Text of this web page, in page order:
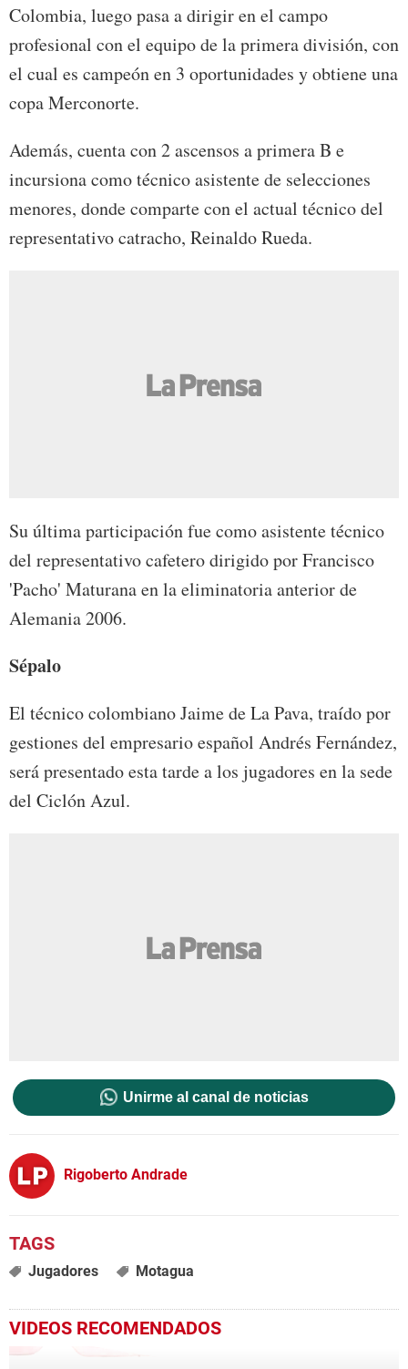
Colombia, luego pasa a dirigir en el campo
profesional con el equipo de la primera división, con
el cual es campeón en 3 oportunidades y obtiene una
copa Merconorte.
Además, cuenta con 2 ascensos a primera B e
incursiona como técnico asistente de selecciones
menores, donde comparte con el actual técnico del
representativo catracho, Reinaldo Rueda.
Su última participación fue como asistente técnico
del representativo cafetero dirigido por Francisco
'Pacho' Maturana en la eliminatoria anterior de
Alemania 2006.
Sépalo
El técnico colombiano Jaime de La Pava, traído por
gestiones del empresario español Andrés Fernández,
será presentado esta tarde a los jugadores en la sede
del Ciclón Azul.
Unirme al canal de noticias
Rigoberto Andrade
Jugadores Motagua
VIDEOS RECOMENDADOS